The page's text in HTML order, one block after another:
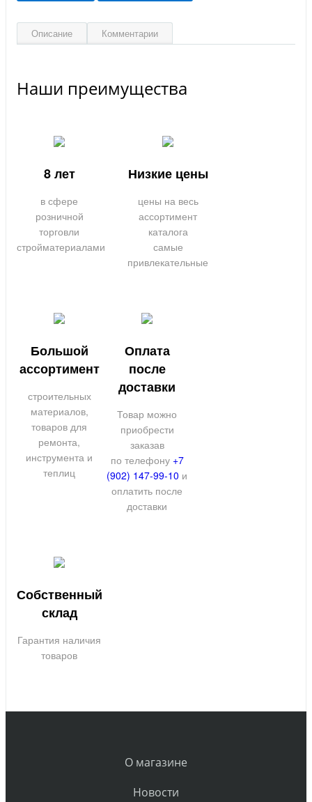
Описание Комментарии
Наши преимущества
8 лет
в сфере
розничной
торговли
стройматериалами
Низкие цены
цены на весь
ассортимент
каталога
самые
привлекательные
Большой
ассортимент
строительных
материалов,
товаров для
ремонта,
инструмента и
теплиц
Оплата
после
доставки
Товар можно
приобрести
заказав
по телефону +7
(902) 147-99-10 и
оплатить после
доставки
Собственный
склад
Гарантия наличия
товаров
О магазине
Новости